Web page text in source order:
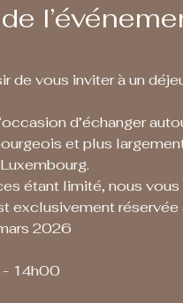
de vous inviter à un
d’échanger
et plus
étant limité, nous
exclusivement réservée
2026
- 14h00